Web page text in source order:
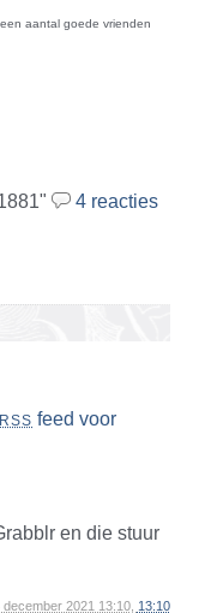
aantal goede vrienden
4 reacties
RSS feed voor
en die stuur
2021 13:10, 13:10